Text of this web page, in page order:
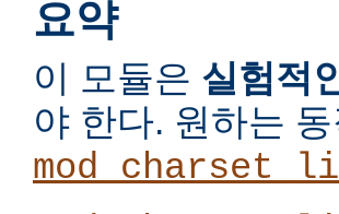
요약
이 모듈은 실험적
야 한다. 원하는